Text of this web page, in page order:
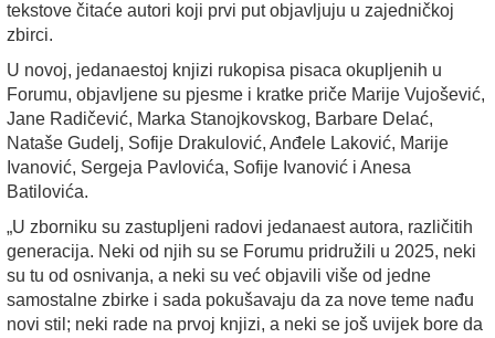
tekstove čitaće autori koji prvi put objavljuju u zajedničkoj
zbirci.
U novoj, jedanaestoj knjizi rukopisa pisaca okupljenih u
Forumu, objavljene su pjesme i kratke priče Marije Vujošević,
Jane Radičević, Marka Stanojkovskog, Barbare Delać,
Nataše Gudelj, Sofije Drakulović, Anđele Laković, Marije
Ivanović, Sergeja Pavlovića, Sofije Ivanović i Anesa
Batilovića.
„U zborniku su zastupljeni radovi jedanaest autora, različitih
generacija. Neki od njih su se Forumu pridružili u 2025, neki
su tu od osnivanja, a neki su već objavili više od jedne
samostalne zbirke i sada pokušavaju da za nove teme nađu
novi stil; neki rade na prvoj knjizi, a neki se još uvijek bore da